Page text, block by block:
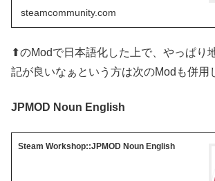
steamcommunity.com
⬆のModで日本語化した上で、やっぱり
記が良いなぁという方は次のModも併用
JPMOD Noun English
Steam Workshop::JPMOD Noun English